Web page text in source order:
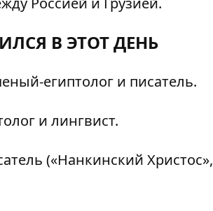
В ЭТОТ ДЕНЬ
египтолог и писатель.
и лингвист.
(«Нанкинский Христос»,